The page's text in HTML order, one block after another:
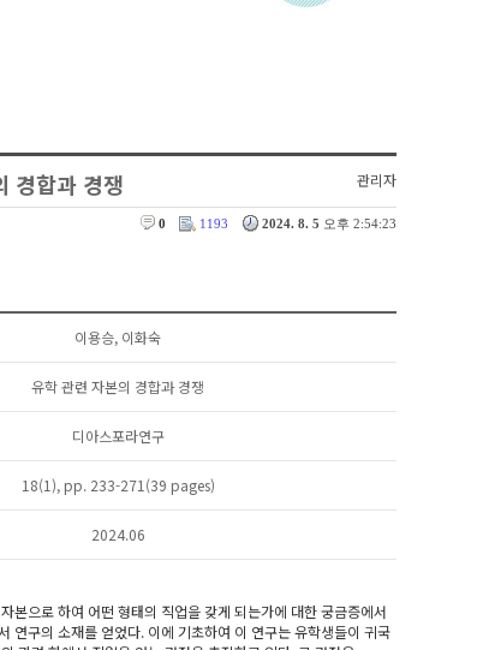
경합과 경쟁 관리자
2024. 8. 5 오후 2:54:23
1193
0
이용승, 이화숙
유학 관련 자본의 경합과 경쟁
디아스포라연구
18(1), pp. 233-271(39 pages)
2024.06
본으로 하여 어떤 형태의 직업을 갖게 되는가에 대한 궁금증에서
연구의 소재를 얻었다. 이에 기초하여 이 연구는 유학생들이 귀국